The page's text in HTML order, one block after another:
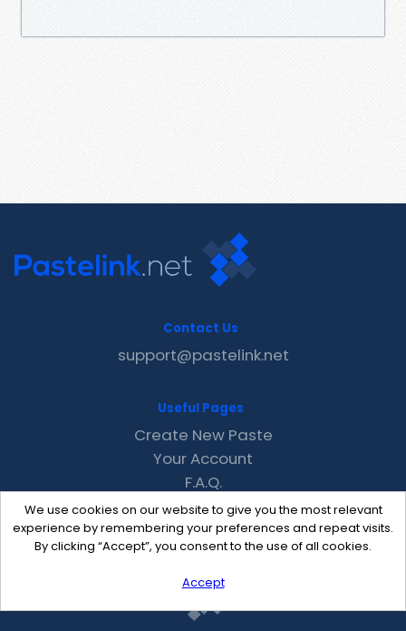
We use cookies on our website to give you the most relevant
experience by remembering your preferences and repeat visits.
By clicking “Accept”, you consent to the use of all cookies.
Accept
Contact Us
support@pastelink.net
Useful Pages
Create New Paste
Your Account
F.A.Q.
Recent
Contact